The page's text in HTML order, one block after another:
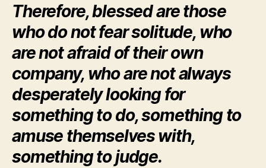
Therefore, blessed are those
who do not fear solitude, who
are not afraid of their own
company, who are not always
desperately looking for
something to do, something to
amuse themselves with,
something to judge.